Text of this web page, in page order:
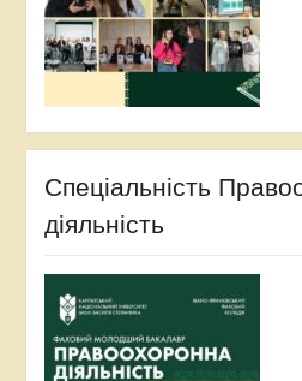
Спеціальність
діяльність